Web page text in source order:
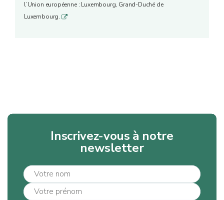
l’Union européenne : Luxembourg, Grand-Duché de
Luxembourg. q
Inscrivez-vous à notre
newsletter